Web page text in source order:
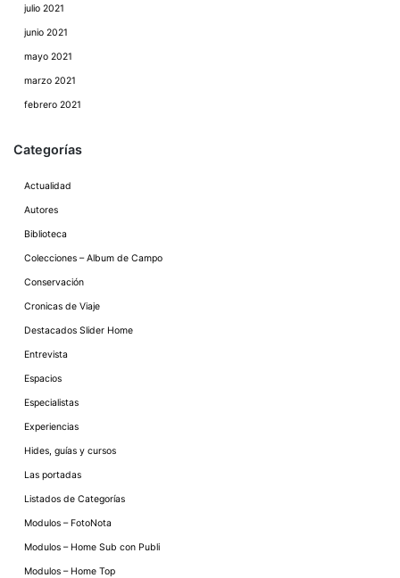
julio 2021
junio 2021
mayo 2021
marzo 2021
febrero 2021
Categorías
Actualidad
Autores
Biblioteca
Colecciones – Album de Campo
Conservación
Cronicas de Viaje
Destacados Slider Home
Entrevista
Espacios
Especialistas
Experiencias
Hides, guías y cursos
Las portadas
Listados de Categorías
Modulos – FotoNota
Modulos – Home Sub con Publi
Modulos – Home Top